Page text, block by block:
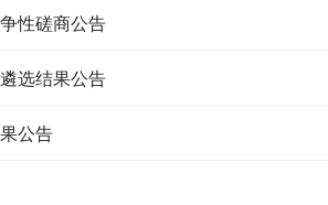
性磋商公告
选结果公告
公告